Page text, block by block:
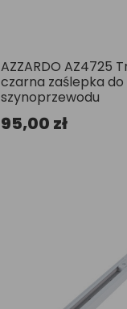
AZZARDO AZ4725
czarna zaślepka do
szynoprzewodu
95,00 zł